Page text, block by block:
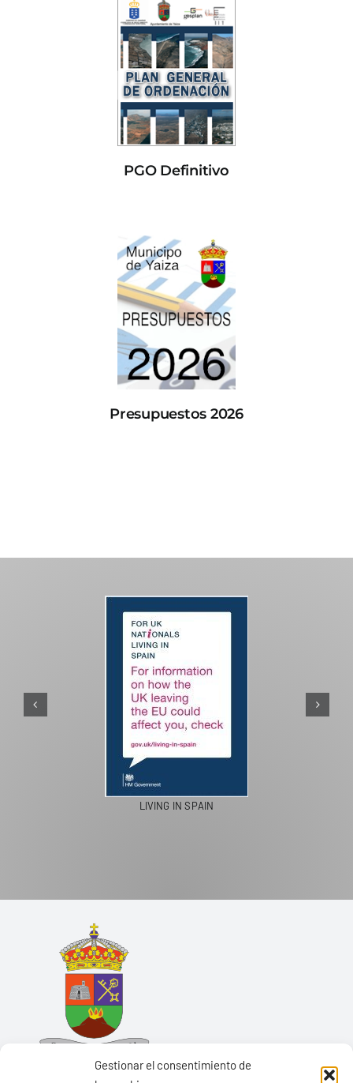
Gestionar el consentimiento de
PGO Definitivo
Presupuestos 2026
LIVING IN SPAIN